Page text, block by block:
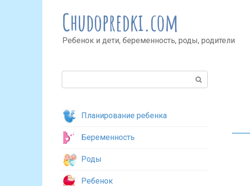
Chudopredki.com
Ребенок и дети, беременность, роды, родители
Планирование ребенка
Беременность
Роды
Ребенок